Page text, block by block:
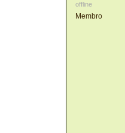
offline
Membro